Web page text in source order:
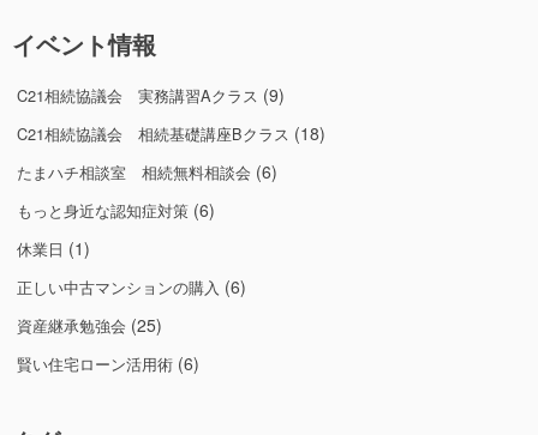
イベント情報
C21相続協議会 実務講習Aクラス (9)
C21相続協議会 相続基礎講座Bクラス (18)
たまハチ相談室 相続無料相談会 (6)
もっと身近な認知症対策 (6)
休業日 (1)
正しい中古マンションの購入 (6)
資産継承勉強会 (25)
賢い住宅ローン活用術 (6)